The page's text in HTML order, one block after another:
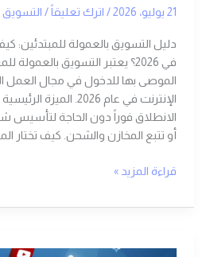
21 يوليو، 2026 / اترك تعليقاً/ التسويق
دليل التسويق بالعمولة للمبتدئين:
في 2026؟ يعتبر التسويق
الموصى بها للدخول في مجال العمل
الإنترنت في عام 2026.
الانطلاق فوراً دون الحاجة لتأسيس
أو تتبع المخازن والشحن. كيف تختار
قراءة المزيد »